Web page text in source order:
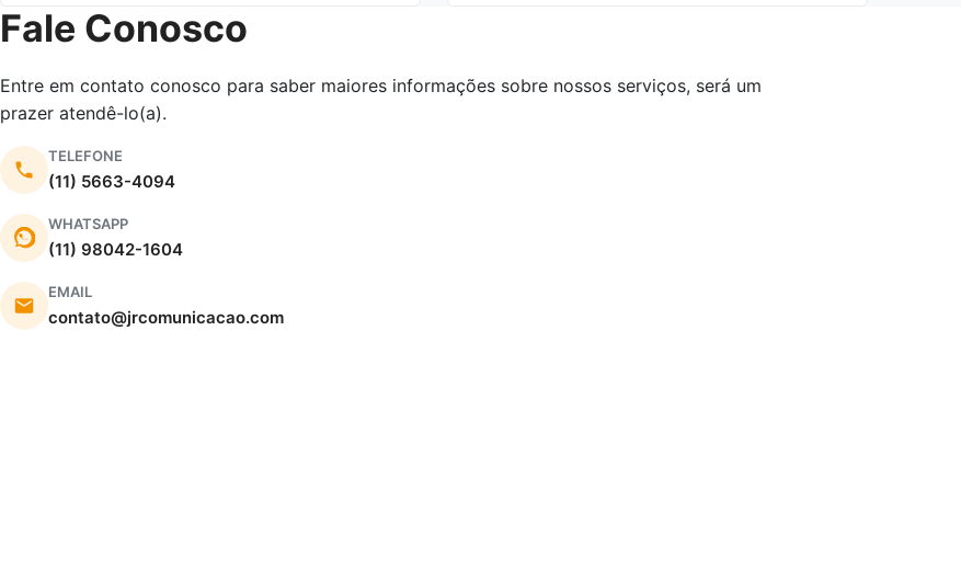
Fale Conosco
Entre em contato conosco para saber maiores informações sobre nossos serviços, será um
prazer atendê-lo(a).
TELEFONE
(11) 5663-4094
WHATSAPP
(11) 98042-1604
EMAIL
contato@jrcomunicacao.com